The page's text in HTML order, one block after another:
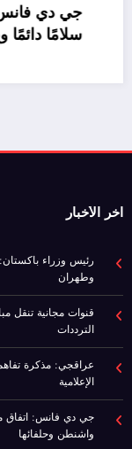
عراقجي: مذكرة
جي دي فانس: اتفاق
موازنة مصر 2026/2027.. نمو الإيرادات 30% وتراجع صافي الاقتراض
صفحات هامة